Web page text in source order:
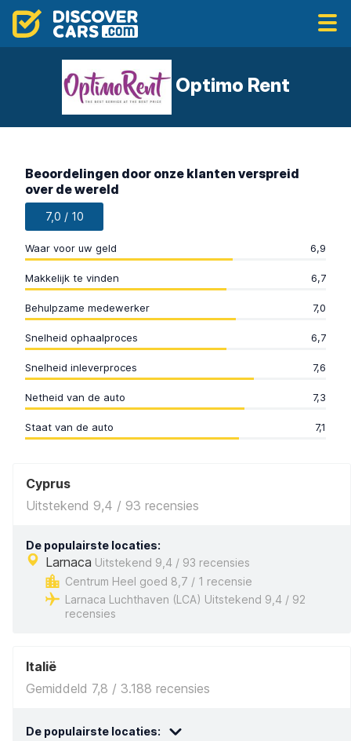
Optimo Rent
Beoordelingen door onze klanten verspreid
over de wereld
7,0 / 10
Waar voor uw geld 6,9
Makkelijk te vinden 6,7
Behulpzame medewerker 7,0
Snelheid ophaalproces 6,7
Snelheid inleverproces 7,6
Netheid van de auto 7,3
Staat van de auto 7,1
Cyprus
Uitstekend 9,4 / 93 recensies
De populairste locaties:
Larnaca Uitstekend 9,4 / 93 recensies
Centrum Heel goed 8,7 / 1 recensie
Larnaca Luchthaven (LCA) Uitstekend 9,4 / 92
recensies
Italië
Gemiddeld 7,8 / 3.188 recensies
De populairste locaties: